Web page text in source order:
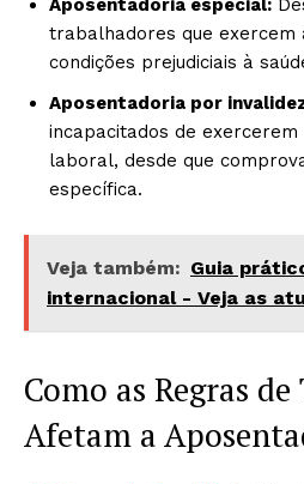
Aposentadoria especial:
trabalhadores que exercem
condições prejudiciais à
Aposentadoria por
incapacitados de exercerem
laboral, desde que
específica.
Veja também: Guia
internacional - Veja as
Como as Regras
Afetam a